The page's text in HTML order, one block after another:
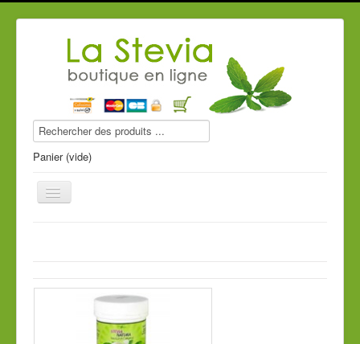
Panier (vide)
Compléments alimentaires
Produits de beauté